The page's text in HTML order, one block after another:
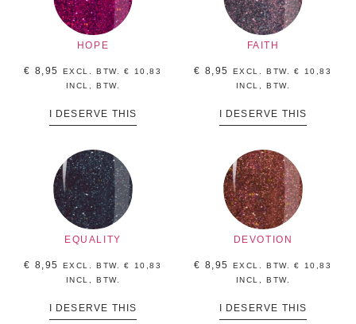
HOPE
€ 8,95 EXCL. BTW.€
10,83
INCL, BTW.
I DESERVE THIS
FAITH
€ 8,95 EXCL. BTW.€
10,83
INCL, BTW.
I DESERVE THIS
EQUALITY
€ 8,95 EXCL. BTW.€
10,83
INCL, BTW.
I DESERVE THIS
DEVOTION
€ 8,95 EXCL. BTW.€
10,83
INCL, BTW.
I DESERVE THIS